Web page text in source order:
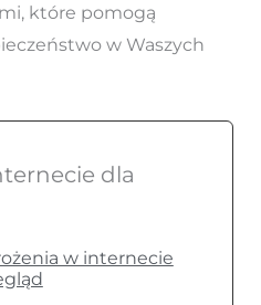
które pomogą
w Waszych
dla
w internecie